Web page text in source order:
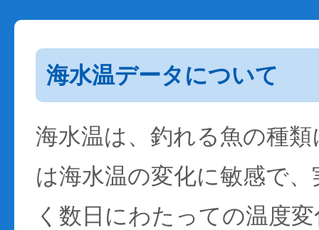
海水温データについて
海水温は、釣れる魚の種
は海水温の変化に敏感で
く数日にわたっての温度